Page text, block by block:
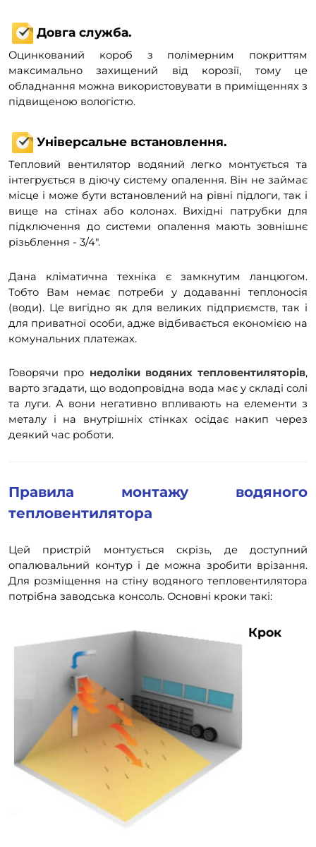
Довга служба.
Оцинкований короб з полімерним покриттям
максимально захищений від корозії, тому це
обладнання можна використовувати в приміщеннях з
підвищеною вологістю.
Універсальне встановлення.
Тепловий вентилятор водяний легко монтується та
інтегрується в діючу систему опалення. Він не займає
місце і може бути встановлений на рівні підлоги, так і
вище на стінах або колонах. Вихідні патрубки для
підключення до системи опалення мають зовнішнє
різьблення - 3/4".
Дана кліматична техніка є замкнутим ланцюгом.
Тобто Вам немає потреби у додаванні теплоносія
(води). Це вигідно як для великих підприємств, так і
для приватної особи, адже відбивається економією на
комунальних платежах.
Говорячи про недоліки водяних тепловентиляторів,
варто згадати, що водопровідна вода має у складі солі
та луги. А вони негативно впливають на елементи з
металу і на внутрішніх стінках осідає накип через
деякий час роботи.
Правила монтажу водяного
тепловентилятора
Цей пристрій монтується скрізь, де доступний
опалювальний контур і де можна зробити врізання.
Для розміщення на стіну водяного тепловентилятора
потрібна заводська консоль. Основні кроки такі:
Крок